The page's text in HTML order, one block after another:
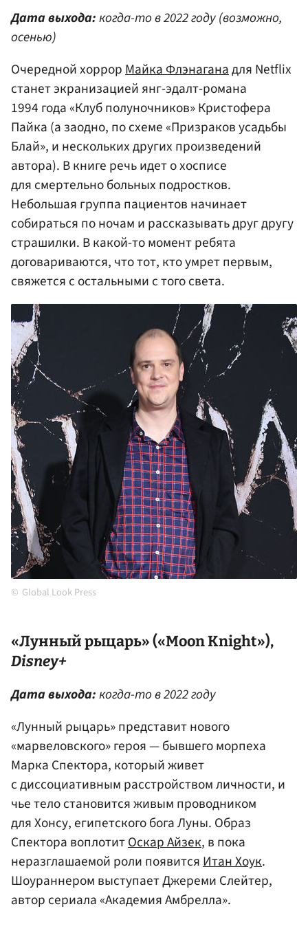
Дата выхода:когда-то в 2022 году (возможно,
осенью)
Очередной хоррорМайка Флэнаганадля Netflix
станет экранизацией янг-эдалт-романа
1994 года «Клуб полуночников» Кристофера
Пайка (а заодно, по схеме «Призраков усадьбы
Блай», и нескольких других произведений
автора). В книге речь идет о хосписе
для смертельно больных подростков.
Небольшая группа пациентов начинает
собираться по ночам и рассказывать друг другу
страшилки. В какой-то момент ребята
договариваются, что тот, кто умрет первым,
свяжется с остальными с того света.
Global Look Press
«Лунный рыцарь» («Moon Knight»),
Disney+
Дата выхода:когда-то в 2022 году
«Лунный рыцарь» представит нового
«марвеловского» героя — бывшего морпеха
Марка Спектора, который живет
с диссоциативным расстройством личности, и
чье тело становится живым проводником
для Хонсу, египетского бога Луны. Образ
Спектора воплотитОскар Айзек, в пока
неразглашаемой роли появитсяИтан Хоук.
Шоураннером выступает Джереми Слейтер,
автор сериала «Академия Амбрелла».